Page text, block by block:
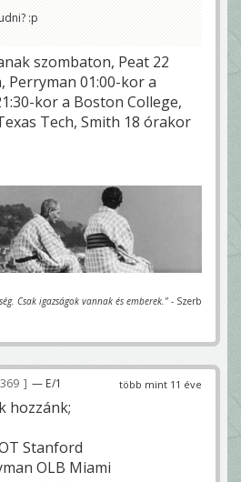
:p
szombaton, Peat 22
Perryman 01:00-kor a
kor a Boston College,
Tech, Smith 18 órakor
Csak igazságok vannak és emberek." - Szerb
több mint 11 éve
— E/1
hozzánk;
Stanford
OLB Miami